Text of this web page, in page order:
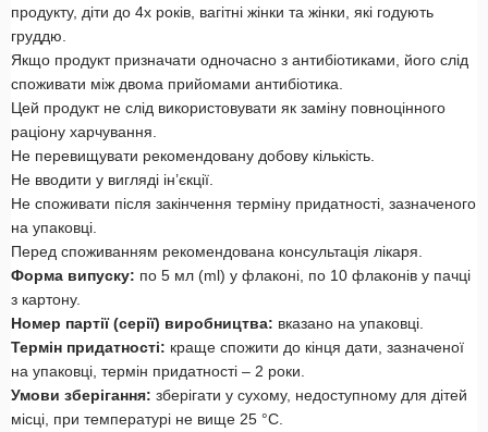
продукту, діти до 4х років, вагітні жінки та жінки, які годують
груддю.
Якщо продукт призначати одночасно з антибіотиками, його слід
споживати між двома прийомами антибіотика.
Цей продукт не слід використовувати як заміну повноцінного
раціону харчування.
Не перевищувати рекомендовану добову кількість.
Не вводити у вигляді ін’єкції.
Не споживати після закінчення терміну придатності, зазначеного
на упаковці.
Перед споживанням рекомендована консультація лікаря.
Форма випуску: по 5 мл (ml) у флаконі, по 10 флаконів у пачці
з картону.
Номер партії (серії) виробництва: вказано на упаковці.
Термін придатності: краще спожити до кінця дати, зазначеної
на упаковці, термін придатності – 2 роки.
Умови зберігання: зберігати у сухому, недоступному для дітей
місці, при температурі не вище 25 °С.